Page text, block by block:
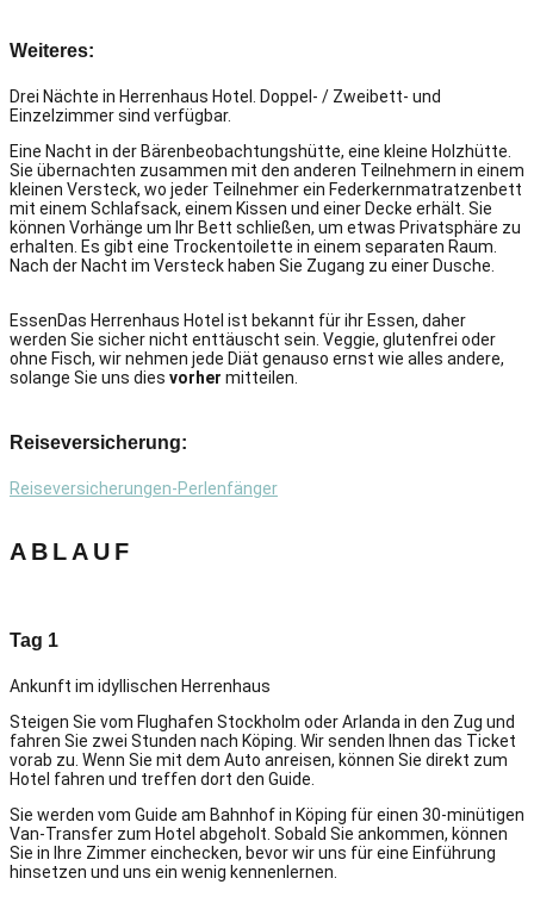
Weiteres:
Drei Nächte in Herrenhaus Hotel. Doppel- / Zweibett- und
Einzelzimmer sind verfügbar.
Eine Nacht in der Bärenbeobachtungshütte, eine kleine Holzhütte.
Sie übernachten zusammen mit den anderen Teilnehmern in einem
kleinen Versteck, wo jeder Teilnehmer ein Federkernmatratzenbett
mit einem Schlafsack, einem Kissen und einer Decke erhält. Sie
können Vorhänge um Ihr Bett schließen, um etwas Privatsphäre zu
erhalten. Es gibt eine Trockentoilette in einem separaten Raum.
Nach der Nacht im Versteck haben Sie Zugang zu einer Dusche.
EssenDas Herrenhaus Hotel ist bekannt für ihr Essen, daher
werden Sie sicher nicht enttäuscht sein. Veggie, glutenfrei oder
ohne Fisch, wir nehmen jede Diät genauso ernst wie alles andere,
solange Sie uns dies vorher mitteilen.
Reiseversicherung:
Reiseversicherungen-Perlenfänger
ABLAUF
Tag 1
Ankunft im idyllischen Herrenhaus
Steigen Sie vom Flughafen Stockholm oder Arlanda in den Zug und
fahren Sie zwei Stunden nach Köping. Wir senden Ihnen das Ticket
vorab zu. Wenn Sie mit dem Auto anreisen, können Sie direkt zum
Hotel fahren und treffen dort den Guide.
Sie werden vom Guide am Bahnhof in Köping für einen 30-minütigen
Van-Transfer zum Hotel abgeholt. Sobald Sie ankommen, können
Sie in Ihre Zimmer einchecken, bevor wir uns für eine Einführung
hinsetzen und uns ein wenig kennenlernen.